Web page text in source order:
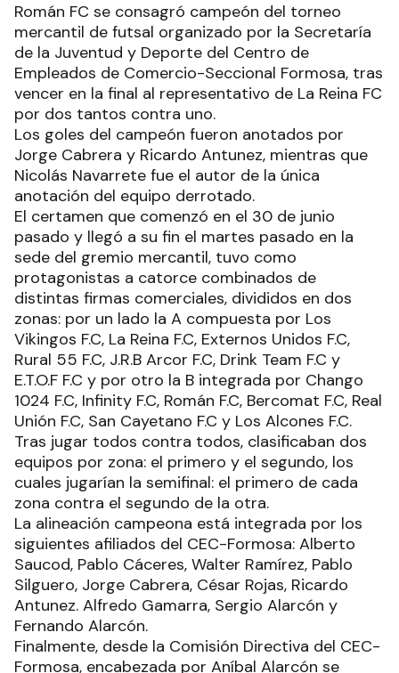
Román FC se consagró campeón del torneo
mercantil de futsal organizado por la Secretaría
de la Juventud y Deporte del Centro de
Empleados de Comercio-Seccional Formosa, tras
vencer en la final al representativo de La Reina FC
por dos tantos contra uno.
Los goles del campeón fueron anotados por
Jorge Cabrera y Ricardo Antunez, mientras que
Nicolás Navarrete fue el autor de la única
anotación del equipo derrotado.
El certamen que comenzó en el 30 de junio
pasado y llegó a su fin el martes pasado en la
sede del gremio mercantil, tuvo como
protagonistas a catorce combinados de
distintas firmas comerciales, divididos en dos
zonas: por un lado la A compuesta por Los
Vikingos F.C, La Reina F.C, Externos Unidos F.C,
Rural 55 F.C, J.R.B Arcor F.C, Drink Team F.C y
E.T.O.F F.C y por otro la B integrada por Chango
1024 F.C, Infinity F.C, Román F.C, Bercomat F.C, Real
Unión F.C, San Cayetano F.C y Los Alcones F.C.
Tras jugar todos contra todos, clasificaban dos
equipos por zona: el primero y el segundo, los
cuales jugarían la semifinal: el primero de cada
zona contra el segundo de la otra.
La alineación campeona está integrada por los
siguientes afiliados del CEC-Formosa: Alberto
Saucod, Pablo Cáceres, Walter Ramírez, Pablo
Silguero, Jorge Cabrera, César Rojas, Ricardo
Antunez. Alfredo Gamarra, Sergio Alarcón y
Fernando Alarcón.
Finalmente, desde la Comisión Directiva del CEC-
Formosa, encabezada por Aníbal Alarcón se